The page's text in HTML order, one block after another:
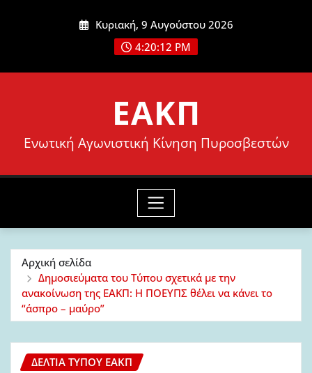
Κυριακή, 9 Αυγούστου 2026
4:20:13 PM
ΕΑΚΠ
Ενωτική Αγωνιστική Κίνηση Πυροσβεστών
Αρχική σελίδα
Δημοσιεύματα του Τύπου σχετικά με την
ανακοίνωση της ΕΑΚΠ: Η ΠΟΕΥΠΣ θέλει να κάνει το
“άσπρο – μαύρο”
ΔΕΛΤΊΑ ΤΎΠΟΥ ΕΑΚΠ